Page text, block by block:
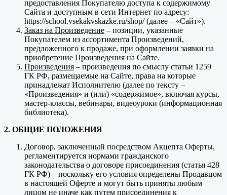
предоставления Покупателю доступа к содержимому
Сайта и доступным в сети Интернет по адресу:
https://school.vsekakvskazke.ru/shop/ (далее – «Сайт»).
Заказ на Произведение – позиции, указанные
Покупателем из ассортимента Произведений,
предложенного к продаже, при оформлении заявки на
приобретение Произведения на Сайте.
Произведения – произведения по смыслу статьи 1259
ГК РФ, размещаемые на Сайте, права на которые
принадлежат Исполнителю (далее по тексту –
«Произведения» и (или) «содержимое», включая курсы,
мастер-классы, вебинары, видеоуроки (информационная
библиотека).
2. ОБЩИЕ ПОЛОЖЕНИЯ
Договор, заключенный посредством Акцепта Оферты,
регламентируется нормами гражданского
законодательства о договоре присоединения (статья 428
ГК РФ) – поскольку его условия определены Продавцом
в настоящей Оферте и могут быть приняты любым
лицом не иначе как путем присоединения к